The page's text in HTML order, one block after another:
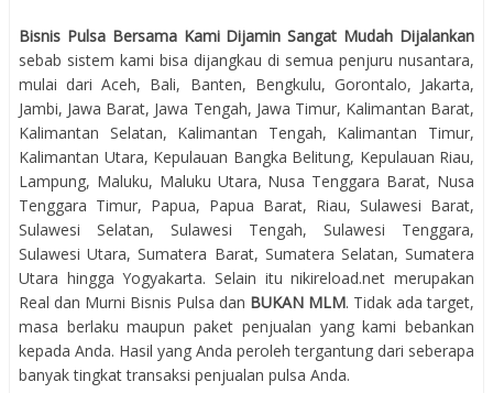
Bisnis Pulsa Bersama Kami Dijamin Sangat Mudah Dijalankan
sebab sistem kami bisa dijangkau di semua penjuru nusantara,
mulai dari Aceh, Bali, Banten, Bengkulu, Gorontalo, Jakarta,
Jambi, Jawa Barat, Jawa Tengah, Jawa Timur, Kalimantan Barat,
Kalimantan Selatan, Kalimantan Tengah, Kalimantan Timur,
Kalimantan Utara, Kepulauan Bangka Belitung, Kepulauan Riau,
Lampung, Maluku, Maluku Utara, Nusa Tenggara Barat, Nusa
Tenggara Timur, Papua, Papua Barat, Riau, Sulawesi Barat,
Sulawesi Selatan, Sulawesi Tengah, Sulawesi Tenggara,
Sulawesi Utara, Sumatera Barat, Sumatera Selatan, Sumatera
Utara hingga Yogyakarta. Selain itu nikireload.net merupakan
Real dan Murni Bisnis Pulsa dan BUKAN MLM. Tidak ada target,
masa berlaku maupun paket penjualan yang kami bebankan
kepada Anda. Hasil yang Anda peroleh tergantung dari seberapa
banyak tingkat transaksi penjualan pulsa Anda.